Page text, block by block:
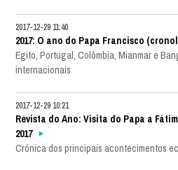
2017-12-29 11:40
2017: O ano do Papa Francisco
Egito, Portugal, Colômbia, Mianmar e
internacionais
2017-12-29 10:21
Revista do Ano: Visita do Papa a
2017
Crónica dos principais acontecimentos